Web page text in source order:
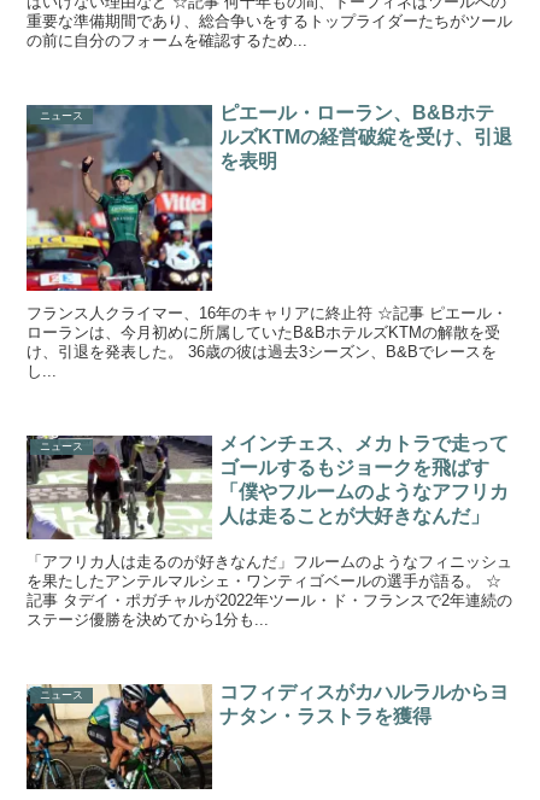
重要な準備期間であり、総合争いをするトップライダーたちがツール
の前に自分のフォームを確認するため...
ニュース
ピエール・ローラン、B&Bホテ
ルズKTMの経営破綻を受け、引退
を表明
フランス人クライマー、16年のキャリアに終止符 ☆記事 ピエール・
ローランは、今月初めに所属していたB&BホテルズKTMの解散を受
け、引退を発表した。 36歳の彼は過去3シーズン、B&Bでレースを
し...
ニュース
メインチェス、メカトラで走って
ゴールするもジョークを飛ばす
「僕やフルームのようなアフリカ
人は走ることが大好きなんだ」
「アフリカ人は走るのが好きなんだ」フルームのようなフィニッシュ
を果たしたアンテルマルシェ・ワンティゴベールの選手が語る。 ☆
記事 タデイ・ポガチャルが2022年ツール・ド・フランスで2年連続の
ステージ優勝を決めてから1分も...
ニュース
コフィディスがカハルラルからヨ
ナタン・ラストラを獲得